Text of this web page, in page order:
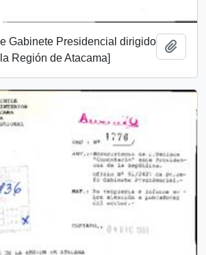
Gabinete Presidencial dirigido
Región de Atacama]